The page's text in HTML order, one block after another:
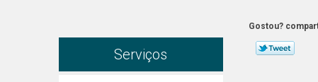
Serviços
Gostou?